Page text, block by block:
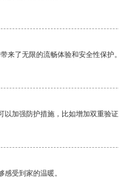
来了无限的流畅体验和安全性保护
以加强防护措施，比如增加双重验
受到家的温暖。